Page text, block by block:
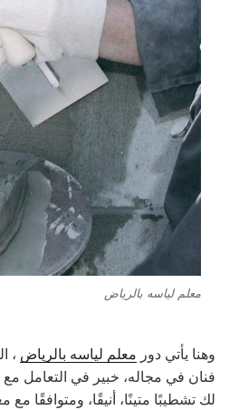
معلم لياسه بالرياض
وهنا يأتي دور معلم لياسه بالرياض ،
فنان في مجاله، خبير في التعامل
لك تشطيبًا متينًا، أنيقًا، ومتوافقًا مع